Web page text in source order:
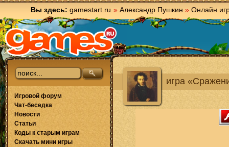
Вы здесь: gamestart.ru » Александр Пушкин » Онлайн
игра
Игровой форум
Чат-беседка
Новости
Статьи
Коды к старым играм
Скачать мини игры